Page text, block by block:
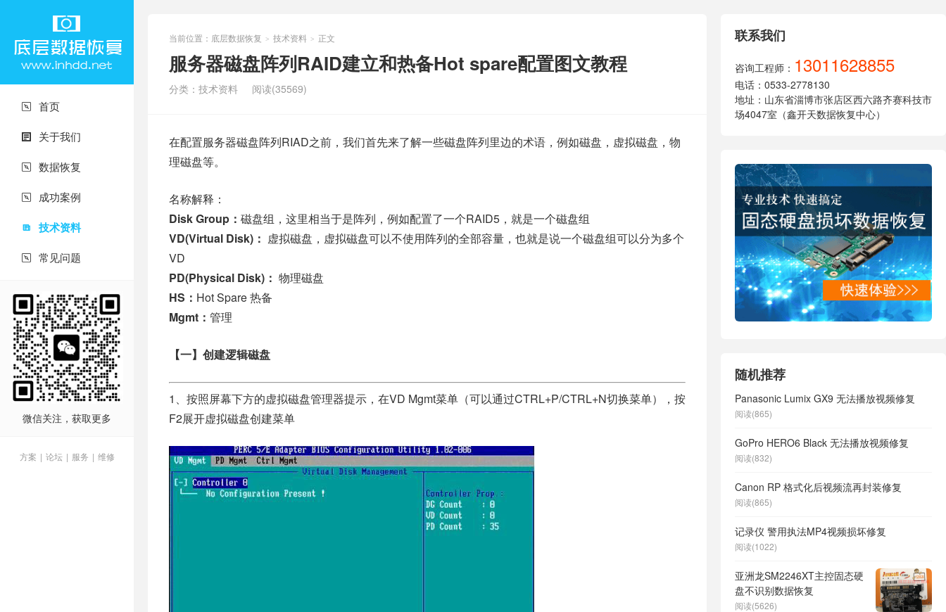
 首页
 关于我们
 数据恢复
 成功案例
 技术资料
 常见问题
微信关注，获取更多
方案 | 论坛 | 服务 | 维修
当前位置： 底层数据恢复 > 技术资料 > 正文
服务器磁盘阵列RAID建立和热备Hot spare配置图文教程
分类： 技术资料 阅读(35569)
在配置服务器磁盘阵列RIAD之前，我们首先来了解一些磁盘阵列里边的术语，例如磁盘，虚拟磁盘，物
理磁盘等。
名称解释：
Disk Group： 磁盘组，这里相当于是阵列，例如配置了一个RAID5，就是一个磁盘组
VD(Virtual Disk)： 虚拟磁盘，虚拟磁盘可以不使用阵列的全部容量，也就是说一个磁盘组可以分为多个
VD
PD(Physical Disk)： 物理磁盘
HS： Hot Spare 热备
Mgmt： 管理
【一】创建逻辑磁盘
1、按照屏幕下方的虚拟磁盘管理器提示，在VD Mgmt菜单（可以通过CTRL+P/CTRL+N切换菜单），按
F2展开虚拟磁盘创建菜单
联系我们
咨询工程师： 13011628855
电话：0533-2778130
地址：山东省淄博市张店区西六路齐赛科技市
场4047室（鑫开天数据恢复中心）
随机推荐
Panasonic Lumix GX9 无法播放视频修复
阅读(865)
GoPro HERO6 Black 无法播放视频修复
阅读(832)
Canon RP 格式化后视频流再封装修复
阅读(865)
记录仪 警用执法MP4视频损坏修复
阅读(1022)
亚洲龙SM2246XT主控固态硬
盘不识别数据恢复
阅读(5626)